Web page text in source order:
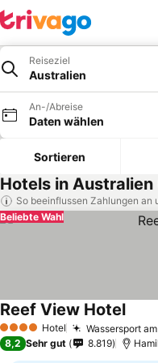
Reiseziel
Australien
An-/Abreise
Daten wählen
Sortieren
Hotels in
So beeinflussen Zahlungen an
Beliebte Wahl
4 Sterne Hotel Wassersport
Reef View Hotel
8,2 Sehr gut 8.819